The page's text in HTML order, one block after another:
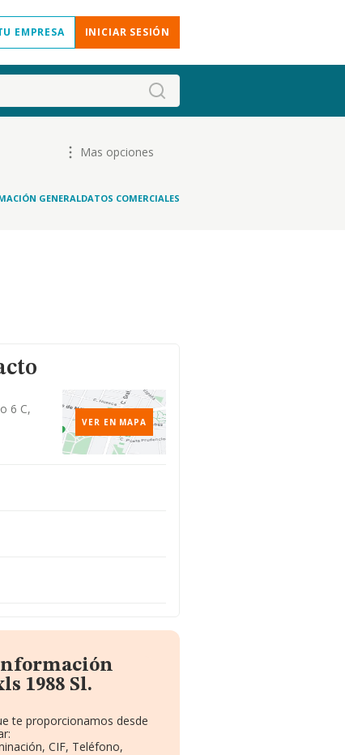
EMPRESA INICIAR SESIÓN
Mas opciones
GENERALDATOS COMERCIALES
6 C,
VER EN MAPA
1988 Sl.
te proporcionamos desde
CIF, Teléfono,